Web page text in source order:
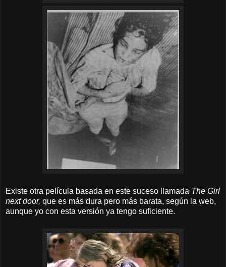
Existe otra película basada en este suceso llamada The Girl
next door, que es más dura pero más barata, según la web,
aunque yo con esta versión ya tengo suficiente.